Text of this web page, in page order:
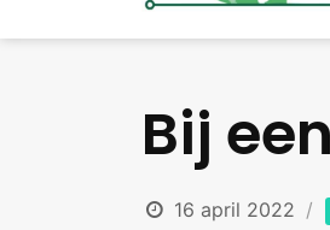
Bij
16 april 2022